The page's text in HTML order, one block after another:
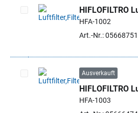
Artikel auswählen
HIFLOFILTRO
HFA-1002
Art.-Nr.: 05668751
Artikel auswählen
Ausverkauft
HIFLOFILTRO
HFA-1003